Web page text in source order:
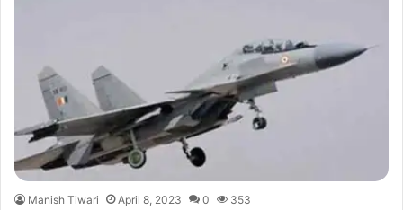
Manish Tiwari April 8, 2023 0 353